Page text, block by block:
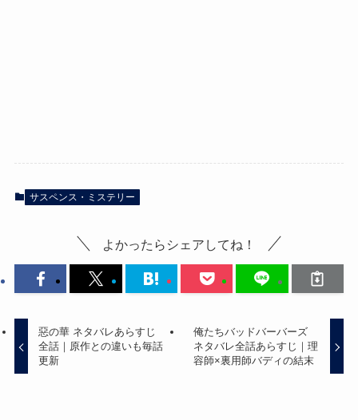
サスペンス・ミステリー
よかったらシェアしてね！
惡の華 ネタバレあらすじ
全話｜原作との違いも毎話
更新
俺たちバッドバーバーズ
ネタバレ全話あらすじ｜理
容師×裏用師バディの結末